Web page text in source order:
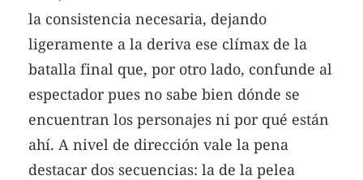
la consistencia necesaria, dejando
ligeramente a la deriva ese clímax de la
batalla final que, por otro lado, confunde al
espectador pues no sabe bien dónde se
encuentran los personajes ni por qué están
ahí. A nivel de dirección vale la pena
destacar dos secuencias: la de la pelea